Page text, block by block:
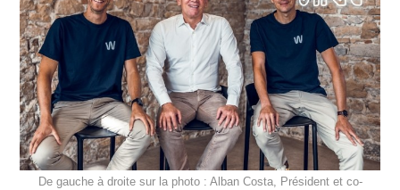
De gauche à droite sur la photo : Alban Costa, Président et co-